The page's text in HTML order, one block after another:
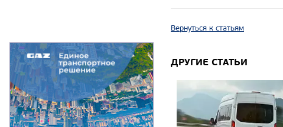
Вернуться к статьям
ДРУГИЕ СТАТЬИ